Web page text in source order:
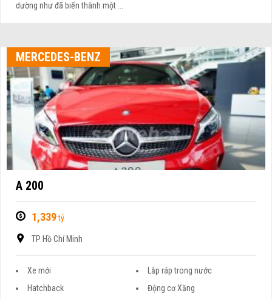
dường như đã biến thành một ...
MERCEDES-BENZ
A 200
1,339tỷ
TP Hồ Chí Minh
Xe mới
Lắp ráp trong nước
Hatchback
Động cơ Xăng